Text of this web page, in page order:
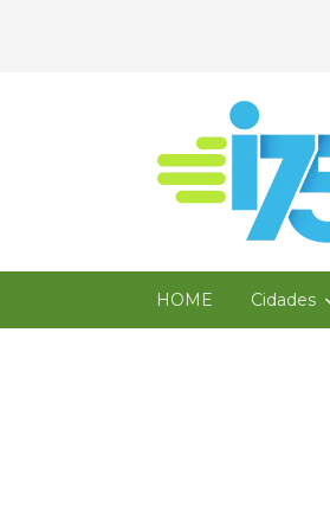
HOME Cidades